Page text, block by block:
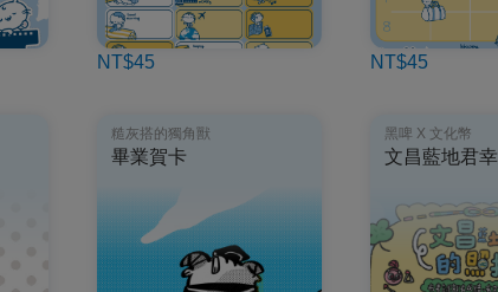
NT$45 NT$45
糙灰搭的獨角獸
畢業賀卡
黑啤 X 文化幣
文昌藍地君